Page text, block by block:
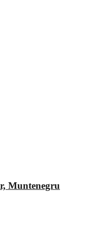
Muntenegru